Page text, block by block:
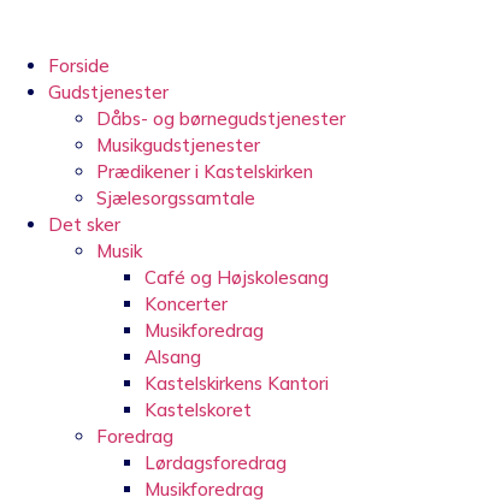
indholdForside
Gudstjenester
Dåbs- og børnegudstjenester
Musikgudstjenester
Prædikener i Kastelskirken
Sjælesorgssamtale
Det sker
Musik
Café og Højskolesang
Koncerter
Musikforedrag
Alsang
Kastelskirkens Kantori
Kastelskoret
Foredrag
Lørdagsforedrag
Musikforedrag